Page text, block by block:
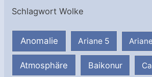
Schlagwort Wolke
Anomalie Ariane 5
Atmosphäre Baikonur